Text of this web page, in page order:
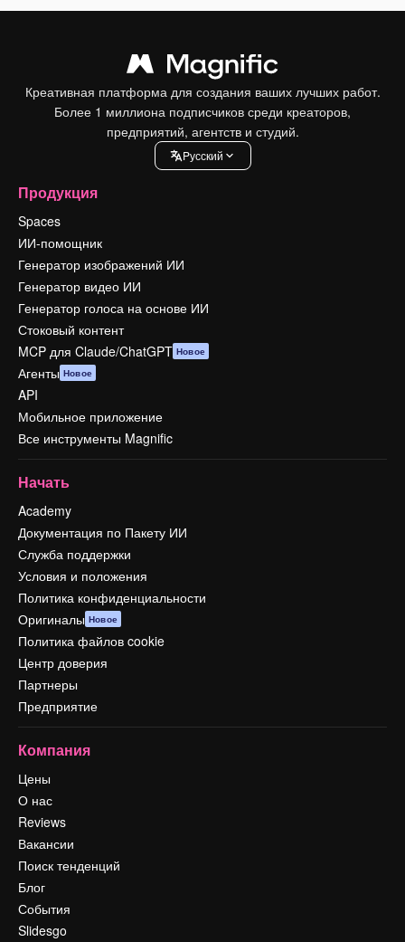
Креативная платформа для создания ваших лучших работ.
Более 1 миллиона подписчиков среди креаторов,
предприятий, агентств и студий.
Pусский
Продукция
Spaces
ИИ-помощник
Генератор изображений ИИ
Генератор видео ИИ
Генератор голоса на основе ИИ
Стоковый контент
MCP для Claude/ChatGPT Новое
Агенты Новое
API
Мобильное приложение
Все инструменты Magnific
Начать
Academy
Документация по Пакету ИИ
Служба поддержки
Условия и положения
Политика конфиденциальности
Оригиналы Новое
Политика файлов cookie
Центр доверия
Партнеры
Предприятие
Компания
Цены
О нас
Reviews
Вакансии
Поиск тенденций
Блог
События
Slidesgo